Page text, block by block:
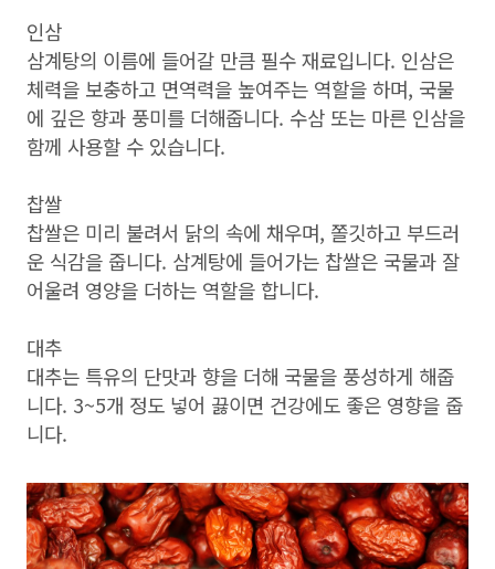
인삼
삼계탕의 이름에 들어갈 만큼 필수 재료입니다. 인삼은
체력을 보충하고 면역력을 높여주는 역할을 하며, 국물
에 깊은 향과 풍미를 더해줍니다. 수삼 또는 마른 인삼을
함께 사용할 수 있습니다.
찹쌀
찹쌀은 미리 불려서 닭의 속에 채우며, 쫄깃하고 부드러
운 식감을 줍니다. 삼계탕에 들어가는 찹쌀은 국물과 잘
어울려 영양을 더하는 역할을 합니다.
대추
대추는 특유의 단맛과 향을 더해 국물을 풍성하게 해줍
니다. 3~5개 정도 넣어 끓이면 건강에도 좋은 영향을 줍
니다.